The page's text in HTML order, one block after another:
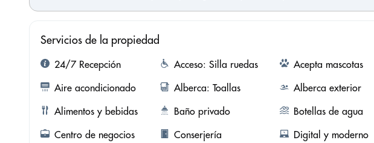
Servicios de la propiedad
24/7 Recepción Acceso: Silla ruedas
Acepta mascotas
Aire acondicionado
Alberca: Toallas
Alberca exterior
Alimentos y bebidas
Baño privado
Botellas de agua
Centro de negocios
Conserjería Digital y moderno